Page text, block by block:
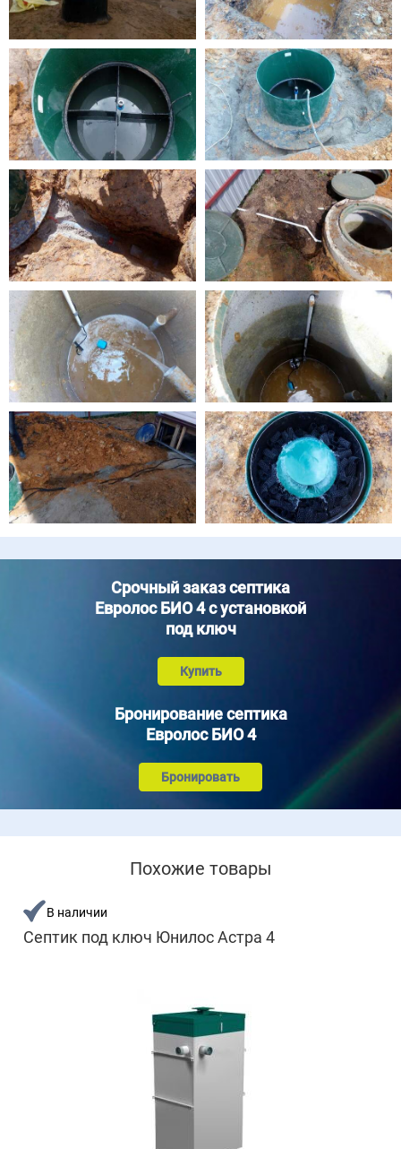
Срочный заказ септика
Евролос БИО 4 с установкой
под ключ
Купить
Бронирование септика
Евролос БИО 4
Бронировать
Похожие товары
В наличии
Септик под ключ Юнилос Астра 4